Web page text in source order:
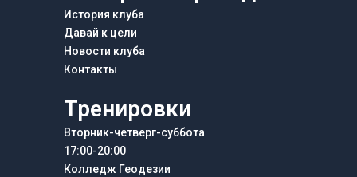
История клуба
Давай к цели
Новости клуба
Контакты
Тренировки
Вторник-четверг-суббота
17:00-20:00
Колледж Геодезии